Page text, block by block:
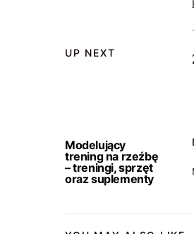
UP NEXT
Modelujący
trening na rzeźbę
– treningi, sprzęt
oraz suplementy